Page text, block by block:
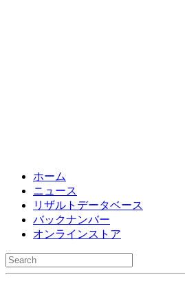
ホーム
ニュース
リザルトデータベース
バックナンバー
オンラインストア